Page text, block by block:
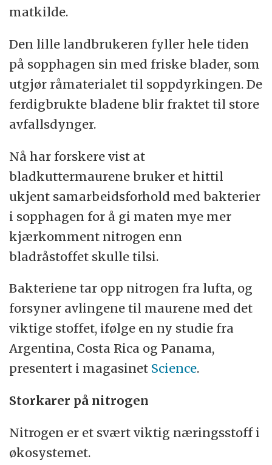
matkilde.
Den lille landbrukeren fyller hele tiden
på sopphagen sin med friske blader, som
utgjør råmaterialet til soppdyrkingen. De
ferdigbrukte bladene blir fraktet til store
avfallsdynger.
Nå har forskere vist at
bladkuttermaurene bruker et hittil
ukjent samarbeidsforhold med bakterier
i sopphagen for å gi maten mye mer
kjærkomment nitrogen enn
bladråstoffet skulle tilsi.
Bakteriene tar opp nitrogen fra lufta, og
forsyner avlingene til maurene med det
viktige stoffet, ifølge en ny studie fra
Argentina, Costa Rica og Panama,
presentert i magasinet Science.
Storkarer på nitrogen
Nitrogen er et svært viktig næringsstoff i
økosystemet.